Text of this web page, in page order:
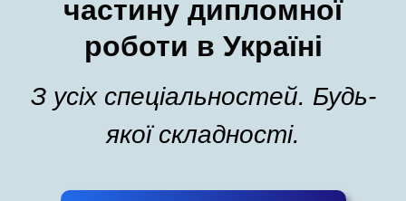
частину дипломної
роботи в Україні
З усіх спеціальностей. Будь-
якої складності.